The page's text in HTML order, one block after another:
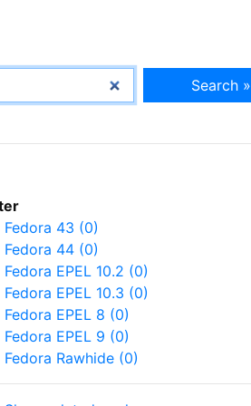
Search »
Fedora 43 (0)
Fedora 44 (0)
Fedora EPEL 10.2 (0)
Fedora EPEL 10.3 (0)
Fedora EPEL 8 (0)
Fedora EPEL 9 (0)
Fedora Rawhide (0)